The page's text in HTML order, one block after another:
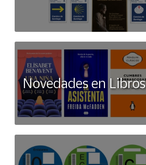
Novedades en Libros